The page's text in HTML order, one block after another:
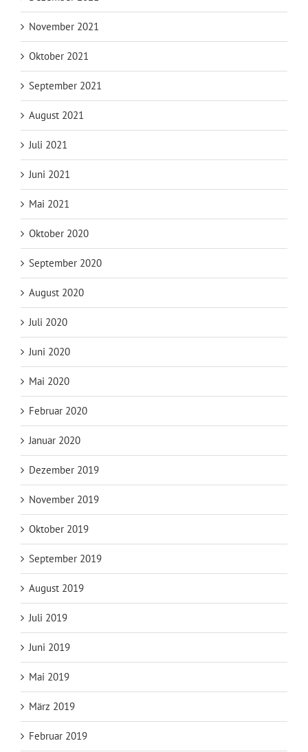
November 2021
Oktober 2021
September 2021
August 2021
Juli 2021
Juni 2021
Mai 2021
Oktober 2020
September 2020
August 2020
Juli 2020
Juni 2020
Mai 2020
Februar 2020
Januar 2020
Dezember 2019
November 2019
Oktober 2019
September 2019
August 2019
Juli 2019
Juni 2019
Mai 2019
März 2019
Februar 2019